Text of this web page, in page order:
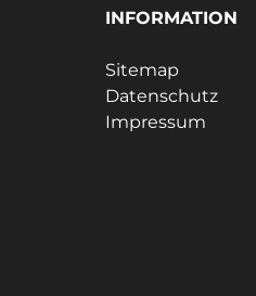
INFORMATION
Sitemap
Datenschutz
Impressum